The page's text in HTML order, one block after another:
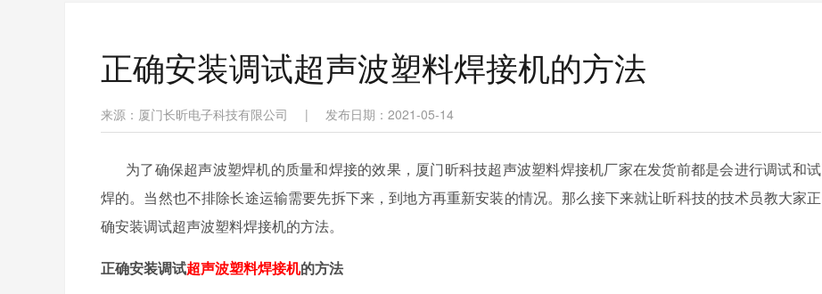
正确安装调试超声波塑料焊接机的方法
来源：厦门长昕电子科技有限公司 | 发布日期：2021-05-14
为了确保超声波塑焊机的质量和焊接的效果，厦门昕科技超声波塑料焊接机厂家在发货前都是会进行调试和试
焊的。当然也不排除长途运输需要先拆下来，到地方再重新安装的情况。那么接下来就让昕科技的技术员教大家正
确安装调试超声波塑料焊接机的方法。
正确安装调试超声波塑料焊接机的方法